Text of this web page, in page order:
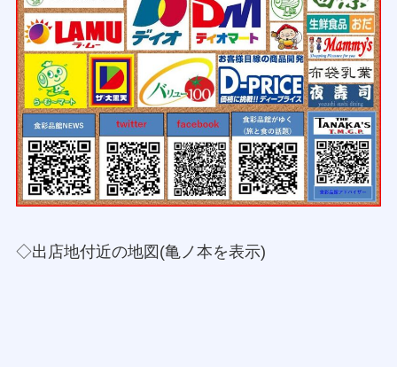
◇出店地付近の地図(亀ノ本を表示)